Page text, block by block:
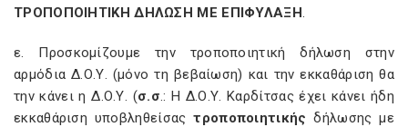
ΤΡΟΠΟΠΟΙΗΤΙΚΗ ΔΗΛΩΣΗ ΜΕ ΕΠΙΦΥΛΑΞΗ.
ε. Προσκομίζουμε την τροποποιητική δήλωση στην
αρμόδια Δ.Ο.Υ. (μόνο τη βεβαίωση) και την εκκαθάριση θα
την κάνει η Δ.Ο.Υ. (σ.σ.: Η Δ.Ο.Υ. Καρδίτσας έχει κάνει ήδη
εκκαθάριση υποβληθείσαςτροποποιητικήςδήλωσης με